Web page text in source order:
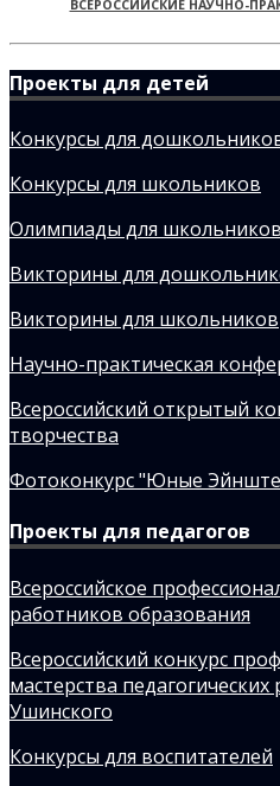
ВСЕРОССИЙСКИЕ НАУЧНО-
Проекты для детей
Конкурсы для
Конкурсы для школьников
Олимпиады для школьников
Викторины для
Викторины для школьников
Научно-практическая
Всероссийский открытый
творчества
Фотоконкурс "Юные
Проекты для педагогов
Всероссийское
работников образования
Всероссийский конкурс
мастерства
Ушинского
Конкурсы для воспитателей